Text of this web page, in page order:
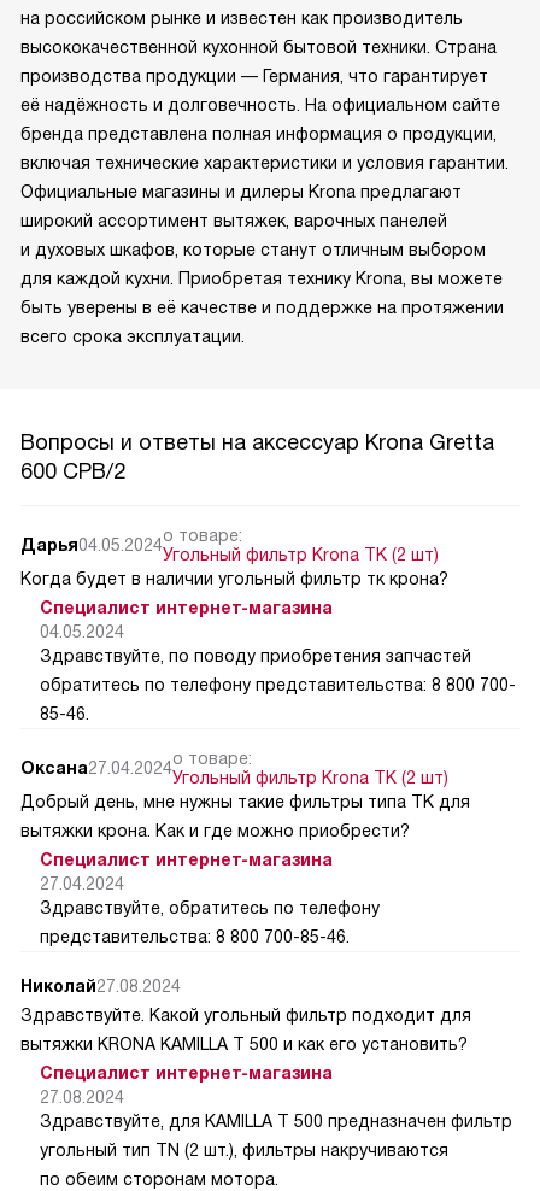
на российском рынке и известен как производитель
высококачественной кухонной бытовой техники. Страна
производства продукции — Германия, что гарантирует
её надёжность и долговечность. На официальном сайте
бренда представлена полная информация о продукции,
включая технические характеристики и условия гарантии.
Официальные магазины и дилеры Krona предлагают
широкий ассортимент вытяжек, варочных панелей
и духовых шкафов, которые станут отличным выбором
для каждой кухни. Приобретая технику Krona, вы можете
быть уверены в её качестве и поддержке на протяжении
всего срока эксплуатации.
Вопросы и ответы на аксессуар Krona Gretta
600 CPB/2
Дарья04.05.2024о товаре:
Угольный фильтр Krona TK (2 шт)
Когда будет в наличии угольный фильтр тк крона?
Специалист интернет-магазина
04.05.2024
Здравствуйте, по поводу приобретения запчастей
обратитесь по телефону представительства: 8 800 700-
85-46.
Оксана27.04.2024о товаре:
Угольный фильтр Krona TK (2 шт)
Добрый день, мне нужны такие фильтры типа ТК для
вытяжки крона. Как и где можно приобрести?
Специалист интернет-магазина
27.04.2024
Здравствуйте, обратитесь по телефону
представительства: 8 800 700-85-46.
Николай27.08.2024
Здравствуйте. Какой угольный фильтр подходит для
вытяжки KRONA KAMILLA T 500 и как его установить?
Специалист интернет-магазина
27.08.2024
Здравствуйте, для KAMILLA T 500 предназначен фильтр
угольный тип TN (2 шт.), фильтры накручиваются
по обеим сторонам мотора.